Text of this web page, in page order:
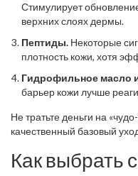
Стимулирует
верхних слоях дермы.
Пептиды. Некоторые
плотность кожи, хотя
Гидрофильное масло
барьер кожи лучше
Не тратьте деньги на
качественный базовый
Как выбрать